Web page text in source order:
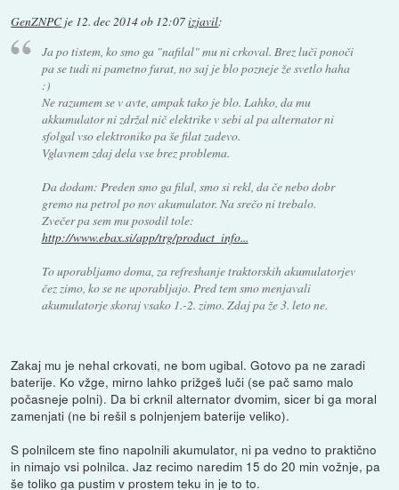
GenZNPCje 12. dec 2014 ob 12:07izjavil:
Ja po tistem, ko smo ga "nafilal" mu ni crkoval. Brez luči ponoči
pa se tudi ni pametno furat, no saj je blo pozneje že svetlo haha
:)
Ne razumem se v avte, ampak tako je blo. Lahko, da mu
akkumulator ni zdržal nič elektrike v sebi al pa alternator ni
sfolgal vso elektroniko pa še filat zadevo.
Vglavnem zdaj dela vse brez problema.
Da dodam: Preden smo ga filal, smo si rekl, da če nebo dobr
gremo na petrol po nov akumulator. Na srečo ni trebalo.
Zvečer pa sem mu posodil tole:
http://www.ebax.si/app/trg/product_info...
To uporabljamo doma, za refreshanje traktorskih akumulatorjev
čez zimo, ko se ne uporabljajo. Pred tem smo menjavali
akumulatorje skoraj vsako 1.-2. zimo. Zdaj pa že 3. leto ne.
Zakaj mu je nehal crkovati, ne bom ugibal. Gotovo pa ne zaradi
baterije. Ko vžge, mirno lahko prižgeš luči (se pač samo malo
počasneje polni). Da bi crknil alternator dvomim, sicer bi ga moral
zamenjati (ne bi rešil s polnjenjem baterije veliko).
S polnilcem ste fino napolnili akumulator, ni pa vedno to praktično
in nimajo vsi polnilca. Jaz recimo naredim 15 do 20 min vožnje, pa
še toliko ga pustim v prostem teku in je to to.